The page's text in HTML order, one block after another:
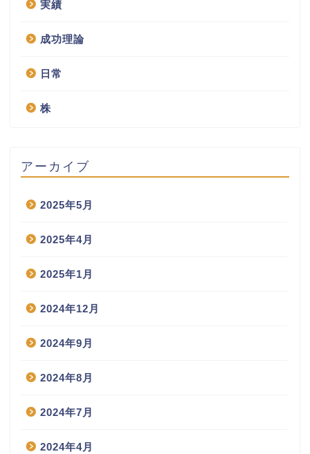
実績
成功理論
日常
株
アーカイブ
2025年5月
2025年4月
2025年1月
2024年12月
2024年9月
2024年8月
2024年7月
2024年4月